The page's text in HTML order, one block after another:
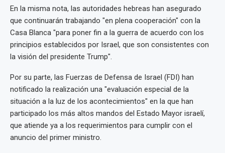
En la misma nota, las autoridades hebreas han asegurado
que continuarán trabajando "en plena cooperación" con la
Casa Blanca "para poner fin a la guerra de acuerdo con los
principios establecidos por Israel, que son consistentes con
la visión del presidente Trump".
Por su parte, las Fuerzas de Defensa de Israel (FDI) han
notificado la realización una "evaluación especial de la
situación a la luz de los acontecimientos" en la que han
participado los más altos mandos del Estado Mayor israelí,
que atiende ya a los requerimientos para cumplir con el
anuncio del primer ministro.